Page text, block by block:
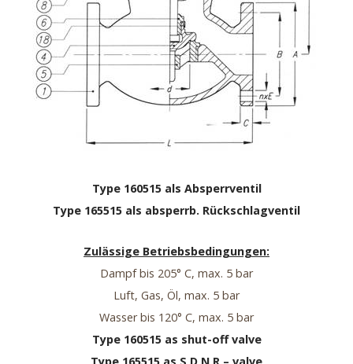
Type 160515 als Absperrventil
Type 165515 als absperrb. Rückschlagventil
Zulässige Betriebsbedingungen:
Dampf bis 205° C, max. 5 bar
Luft, Gas, Öl, max. 5 bar
Wasser bis 120° C, max. 5 bar
Type 160515 as shut-off valve